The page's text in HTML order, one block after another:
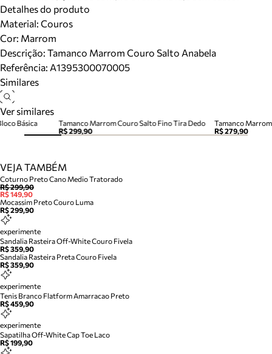
Detalhes do produto
Material: Couros
Cor: Marrom
Descrição: Tamanco Marrom Couro Salto Anabela
Referência: A1395300070005
Similares
Ver similares
Tamanco Marrom Couro Salto Fino Tira Dedo
R$ 299,90
Tamanco
R$ 279,90
Básica
VEJA TAMBÉM
Coturno Preto Cano Medio Tratorado
R$ 299,90
R$ 149,90
Mocassim Preto Couro Luma
R$ 299,90
experimente
Sandalia Rasteira Off-White Couro Fivela
R$ 359,90
Sandalia Rasteira Preta Couro Fivela
R$ 359,90
experimente
Tenis Branco Flatform Amarracao Preto
R$ 459,90
experimente
Sapatilha Off-White Cap Toe Laco
R$ 199,90